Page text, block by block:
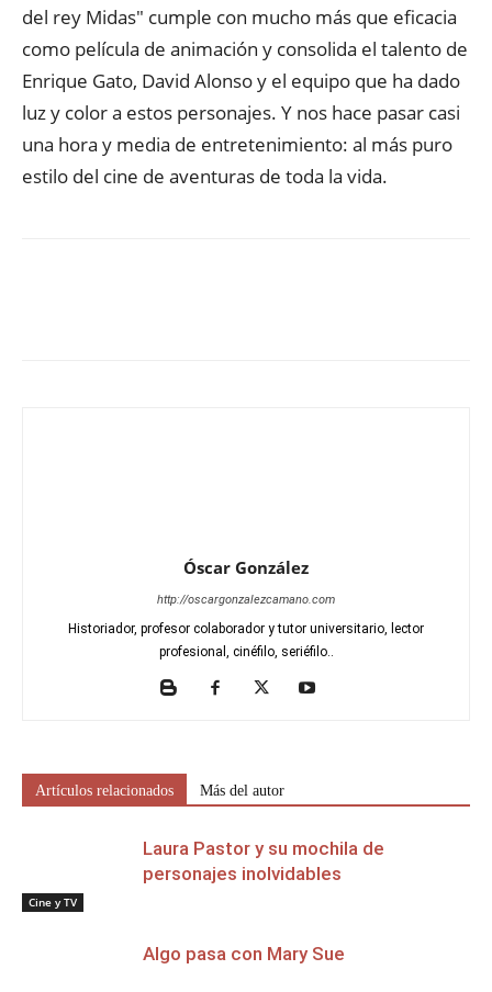
del rey Midas" cumple con mucho más que eficacia
como película de animación y consolida el talento de
Enrique Gato, David Alonso y el equipo que ha dado
luz y color a estos personajes. Y nos hace pasar casi
una hora y media de entretenimiento: al más puro
estilo del cine de aventuras de toda la vida.
Óscar González
http://oscargonzalezcamano.com
Historiador, profesor colaborador y tutor universitario, lector
profesional, cinéfilo, seriéfilo..
Artículos relacionados Más del autor
Cine y TV
Laura Pastor y su mochila de
personajes inolvidables
Algo pasa con Mary Sue